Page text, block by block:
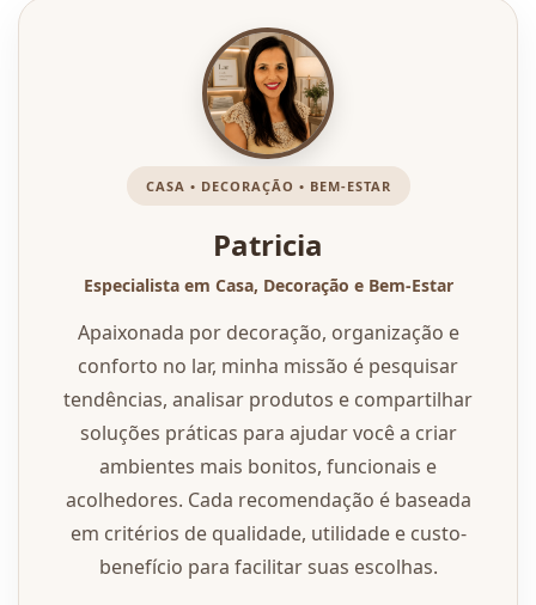
CASA • DECORAÇÃO • BEM-ESTAR
Patricia
Especialista em Casa, Decoração e Bem-Estar
Apaixonada por decoração, organização e
conforto no lar, minha missão é pesquisar
tendências, analisar produtos e compartilhar
soluções práticas para ajudar você a criar
ambientes mais bonitos, funcionais e
acolhedores. Cada recomendação é baseada
em critérios de qualidade, utilidade e custo-
benefício para facilitar suas escolhas.